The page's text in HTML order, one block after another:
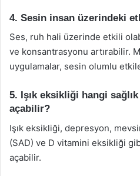
4. Sesin insan üzerindeki
Ses, ruh hali üzerinde etkili
ve konsantrasyonu artırabilir.
uygulamalar, sesin olumlu
5. Işık eksikliği hangi
açabilir?
Işık eksikliği, depresyon,
(SAD) ve D vitamini eksikliği
açabilir.